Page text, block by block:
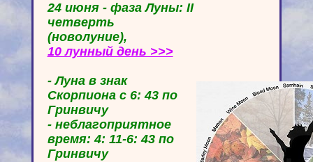
24 июня - фаза Луны: II
четверть
(новолуние),
10 лунный день >>>
- Луна в знак
Скорпиона с 6: 43 по
Гринвичу
- неблагоприятное
время: 4: 11-6: 43 по
Гринвичу